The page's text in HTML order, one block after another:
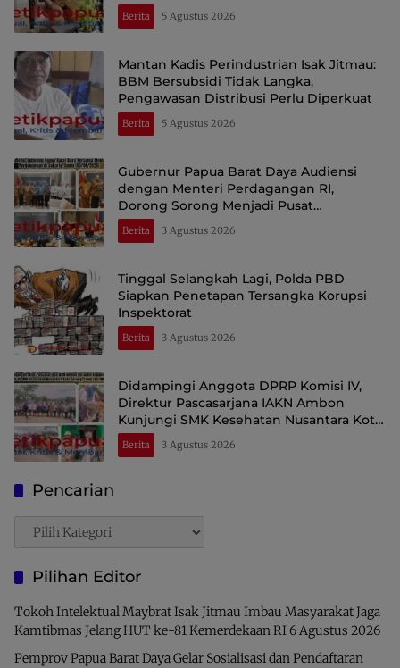
Berita 5 Agustus 2026
Mantan Kadis Perindustrian Isak Jitmau:
BBM Bersubsidi Tidak Langka,
Pengawasan Distribusi Perlu Diperkuat
Berita 5 Agustus 2026
Gubernur Papua Barat Daya Audiensi
dengan Menteri Perdagangan RI,
Dorong Sorong Menjadi Pusat
Perdagangan dan Ekspor Kawasan Timur
Indonesia
Berita 3 Agustus 2026
Tinggal Selangkah Lagi, Polda PBD
Siapkan Penetapan Tersangka Korupsi
Inspektorat
Berita 3 Agustus 2026
Didampingi Anggota DPRP Komisi IV,
Direktur Pascasarjana IAKN Ambon
Kunjungi SMK Kesehatan Nusantara Kota
Sorong
Berita 3 Agustus 2026
Pencarian
Pencarian
Pilihan Editor
Tokoh Intelektual Maybrat Isak Jitmau Imbau Masyarakat Jaga
Kamtibmas Jelang HUT ke-81 Kemerdekaan RI6 Agustus 2026
Pemprov Papua Barat Daya Gelar Sosialisasi dan Pendaftaran